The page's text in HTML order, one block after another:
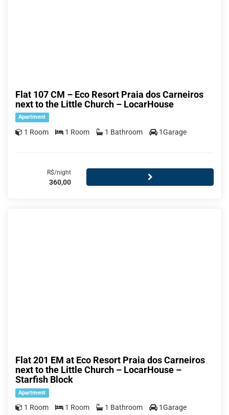
Flat 107 CM – Eco Resort Praia dos Carneiros
next to the Little Church – LocarHouse
Apartment
1 Room 1 Room 1 Bathroom 1Garage
R$/night
360,00
Flat 201 EM at Eco Resort Praia dos Carneiros
next to the Little Church – LocarHouse –
Starfish Block
Apartment
1 Room 1 Room 1 Bathroom 1Garage